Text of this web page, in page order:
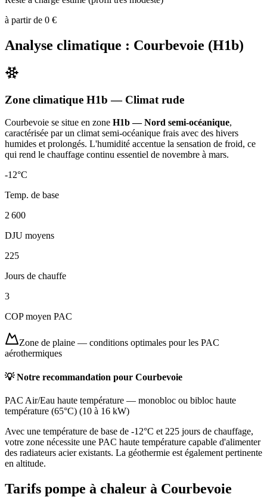
à partir de 0 €
Analyse climatique : Courbevoie (H1b)
Zone climatique H1b — Climat rude
Courbevoie se situe en zone H1b — Nord semi-océanique,
caractérisée par un climat semi-océanique frais avec des hivers
humides et prolongés. L'humidité accentue la sensation de froid, ce
qui rend le chauffage continu essentiel de novembre à mars.
-12°C
Temp. de base
2 600
DJU moyens
225
Jours de chauffe
3
COP moyen PAC
Zone de plaine — conditions optimales pour les PAC
aérothermiques
💡 Notre recommandation pour Courbevoie
PAC Air/Eau haute température — monobloc ou bibloc haute
température (65°C) (10 à 16 kW)
Avec une température de base de -12°C et 225 jours de chauffage,
votre zone nécessite une PAC haute température capable d'alimenter
des radiateurs acier existants. La géothermie est également pertinente
en altitude.
Tarifs pompe à chaleur à Courbevoie